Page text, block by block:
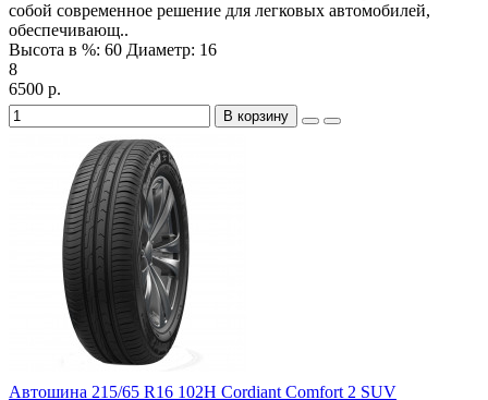
собой современное решение для легковых автомобилей,
обеспечивающ..
Высота в %: 60 Диаметр: 16
8
6500 р.
В корзину
Автошина 215/65 R16 102H Cordiant Comfort 2 SUV